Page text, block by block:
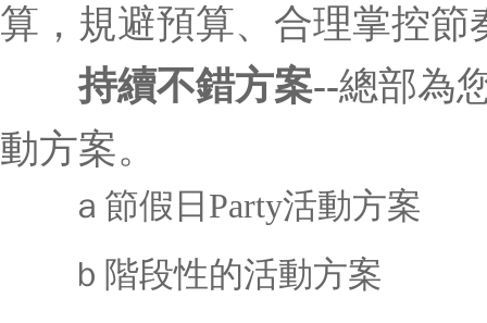
算，規避預算、合理掌控節
持續不錯方案--總部為
動方案。
ａ節假日Party活動方案
ｂ階段性的活動方案